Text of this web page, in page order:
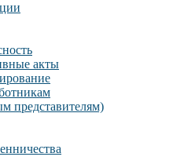
акты
представителям)